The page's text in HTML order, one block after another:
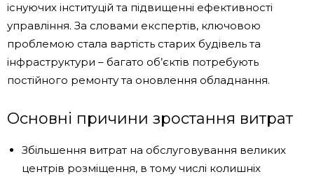
існуючих інституцій та підвищенні ефективності
управління. За словами експертів, ключовою
проблемою стала вартість старих будівель та
інфраструктури – багато об’єктів потребують
постійного ремонту та оновлення обладнання.
Основні причини зростання витрат
Збільшення витрат на обслуговування великих
центрів розміщення, в тому числі колишніх